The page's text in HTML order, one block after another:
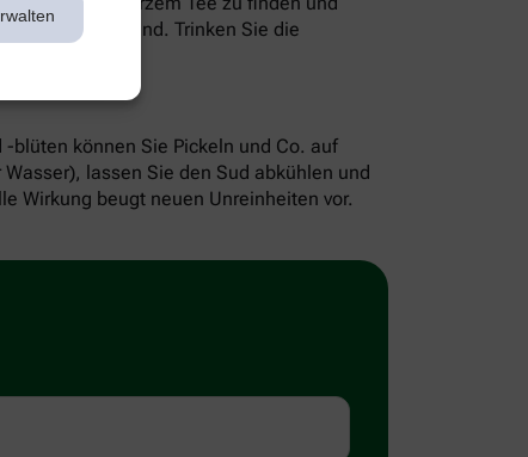
Trinken Sie die
blüten können Sie Pickeln und Co. auf
lassen Sie den Sud abkühlen und
Wirkung beugt neuen Unreinheiten vor.